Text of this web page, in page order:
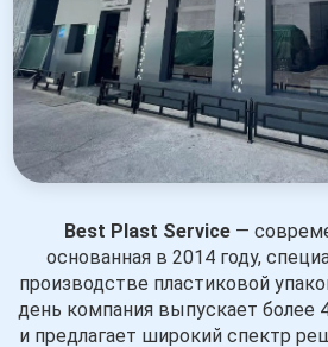
Best Plast Service—
основанная в 2014 году,
производстве пластиковой
день компания выпускает более
и предлагает широкий спектр